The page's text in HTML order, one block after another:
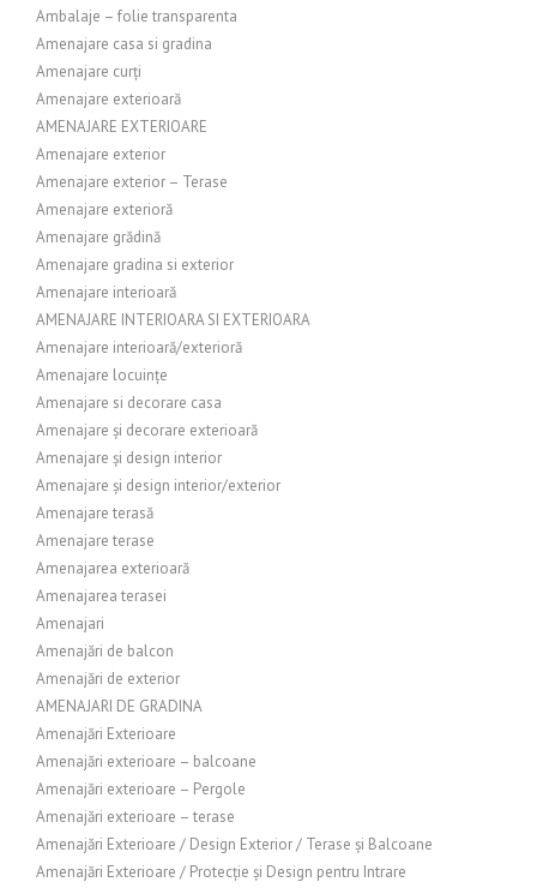
Ambalaje – folie transparenta
Amenajare casa si gradina
Amenajare curți
Amenajare exterioară
AMENAJARE EXTERIOARE
Amenajare exterior
Amenajare exterior – Terase
Amenajare exterioră
Amenajare grădină
Amenajare gradina si exterior
Amenajare interioară
AMENAJARE INTERIOARA SI EXTERIOARA
Amenajare interioară/exterioră
Amenajare locuințe
Amenajare si decorare casa
Amenajare și decorare exterioară
Amenajare și design interior
Amenajare și design interior/exterior
Amenajare terasă
Amenajare terase
Amenajarea exterioară
Amenajarea terasei
Amenajari
Amenajări de balcon
Amenajări de exterior
AMENAJARI DE GRADINA
Amenajări Exterioare
Amenajări exterioare – balcoane
Amenajări exterioare – Pergole
Amenajări exterioare – terase
Amenajări Exterioare / Design Exterior / Terase și Balcoane
Amenajări Exterioare / Protecție și Design pentru Intrare